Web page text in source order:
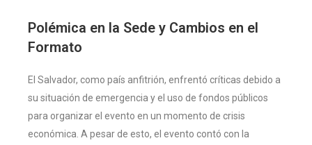
Polémica en la Sede y Cambios en el
Formato
El Salvador, como país anfitrión, enfrentó críticas debido a
su situación de emergencia y el uso de fondos públicos
para organizar el evento en un momento de crisis
económica. A pesar de esto, el evento contó con la